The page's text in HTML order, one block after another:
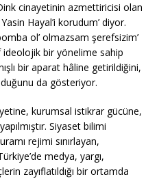
cinayetinin azmettiricisi olan
Hayal’i korudum’ diyor.
ol’ olmazsam şerefsizim’
ideolojik bir yönelime sahip
bir aparat hâline getirildiğini,
da gösteriyor.
kurumsal istikrar gücüne,
Siyaset bilimi
rejimi sınırlayan,
medya, yargı,
zayıflatıldığı bir ortamda